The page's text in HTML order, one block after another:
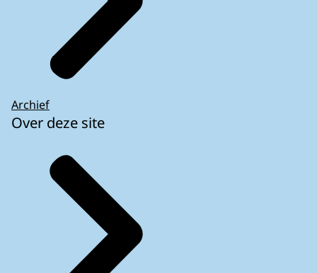
Archief
Over deze site